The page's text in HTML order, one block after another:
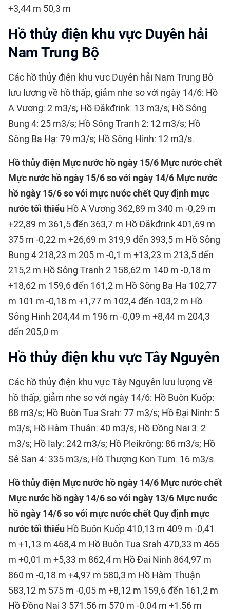
+3,44 m 50,3 m
Hồ thủy điện khu vực Duyên hải
Nam Trung Bộ
Các hồ thủy điện khu vực Duyên hải Nam Trung Bộ
lưu lượng về hồ thấp, giảm nhẹ so với ngày 14/6: Hồ
A Vương: 2 m3/s; Hồ Đăkđrink: 13 m3/s; Hồ Sông
Bung 4: 25 m3/s; Hồ Sông Tranh 2: 12 m3/s; Hồ
Sông Ba Hạ: 79 m3/s; Hồ Sông Hinh: 12 m3/s.
Hồ thủy điện Mực nước hồ ngày 15/6 Mực nước chết
Mực nước hồ ngày 15/6 so với ngày 14/6 Mực nước
hồ ngày 15/6 so với mực nước chếtQuy định mực
nước tối thiểu Hồ A Vương 362,89 m 340 m -0,29 m
+22,89 m 361,5 đến 363,7 m Hồ Đăkđrink 401,69 m
375 m -0,22 m +26,69 m 319,9 đến 393,5 m Hồ Sông
Bung 4 218,23 m 205 m -0,1 m +13,23 m 213,5 đến
215,2 m Hồ Sông Tranh 2 158,62 m 140 m -0,18 m
+18,62 m 159,6 đến 161,2 m Hồ Sông Ba Hạ 102,77
m 101 m -0,18 m +1,77 m 102,4 đến 103,2 m Hồ
Sông Hinh 204,44 m 196 m -0,09 m +8,44 m 204,3
đến 205,0 m
Hồ thủy điện khu vực Tây Nguyên
Các hồ thủy điện khu vực Tây Nguyên lưu lượng về
hồ thấp, giảm nhẹ so với ngày 14/6: Hồ Buôn Kuốp:
88 m3/s; Hồ Buôn Tua Srah: 77 m3/s; Hồ Đại Ninh: 5
m3/s; Hồ Hàm Thuận: 40 m3/s; Hồ Đồng Nai 3: 2
m3/s; Hồ Ialy: 242 m3/s; Hồ Pleikrông: 86 m3/s; Hồ
Sê San 4: 335 m3/s; Hồ Thượng Kon Tum: 16 m3/s.
Hồ thủy điện Mực nước hồ ngày 14/6 Mực nước chết
Mực nước hồ ngày 14/6 so với ngày 13/6 Mực nước
hồ ngày 14/6 so với mực nước chếtQuy định mực
nước tối thiểu Hồ Buôn Kuốp 410,13 m 409 m -0,41
m +1,13 m 468,4 m Hồ Buôn Tua Srah 470,33 m 465
m +0,01 m +5,33 m 862,4 m Hồ Đại Ninh 864,97 m
860 m -0,18 m +4,97 m 580,3 m Hồ Hàm Thuận
583,12 m 575 m -0,05 m +8,12 m 159,6 đến 161,2 m
Hồ Đồng Nai 3 571,56 m 570 m -0,04 m +1,56 m